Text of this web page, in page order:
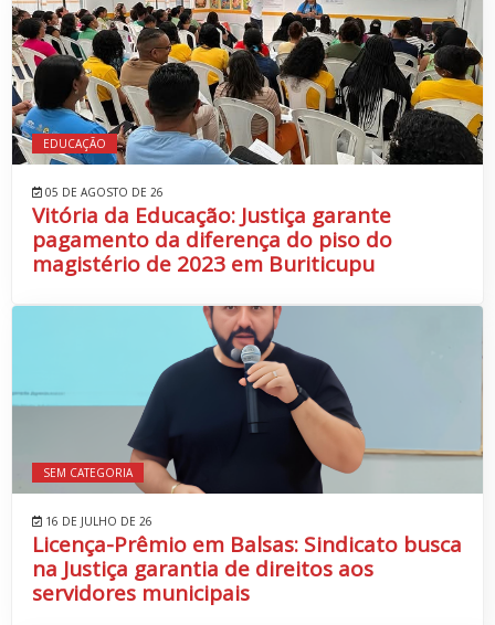
EDUCAÇÃO
05 DE AGOSTO DE 26
Vitória da Educação: Justiça garante
pagamento da diferença do piso do
magistério de 2023 em Buriticupu
SEM CATEGORIA
16 DE JULHO DE 26
Licença-Prêmio em Balsas: Sindicato busca
na Justiça garantia de direitos aos
servidores municipais